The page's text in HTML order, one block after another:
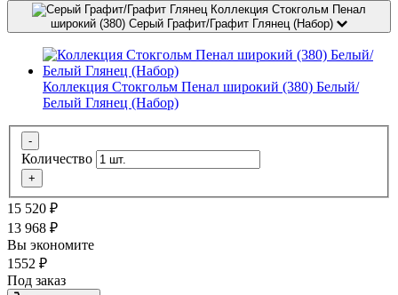
Коллекция Стокгольм Пенал
широкий (380) Серый Графит/Графит Глянец (Набор)
Коллекция Стокгольм Пенал широкий (380) Белый/
Белый Глянец (Набор)
-
Количество
+
15 520 ₽
13 968 ₽
Вы экономите
1552 ₽
Под заказ